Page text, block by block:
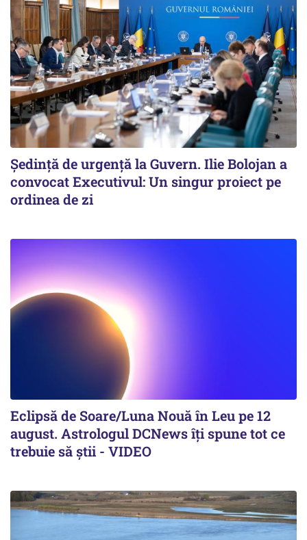
Ședință de urgență la Guvern. Ilie Bolojan a
convocat Executivul: Un singur proiect pe
ordinea de zi
Eclipsă de Soare/Luna Nouă în Leu pe 12
august. Astrologul DCNews îți spune tot ce
trebuie să știi - VIDEO